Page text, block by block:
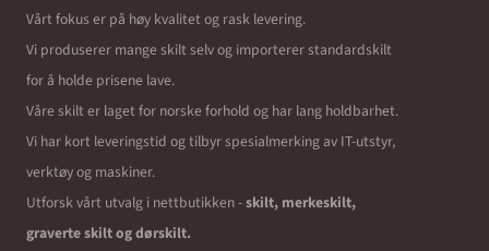
Vårt fokus er på høy kvalitet og rask levering.
Vi produserer mange skilt selv og importerer standardskilt
for å holde prisene lave.
Våre skilt er laget for norske forhold og har lang holdbarhet.
Vi har kort leveringstid og tilbyr spesialmerking av IT-utstyr,
verktøy og maskiner.
Utforsk vårt utvalg i nettbutikken -skilt, merkeskilt,
graverte skilt og dørskilt.